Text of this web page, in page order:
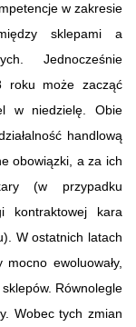
w zakresie
sklepami a
Jednocześnie
roku może zacząć
w niedzielę. Obie
handlową
obowiązki, a za ich
(w przypadku
kontraktowej kara
W ostatnich latach
ewoluowały,
Równolegle
Wobec tych zmian